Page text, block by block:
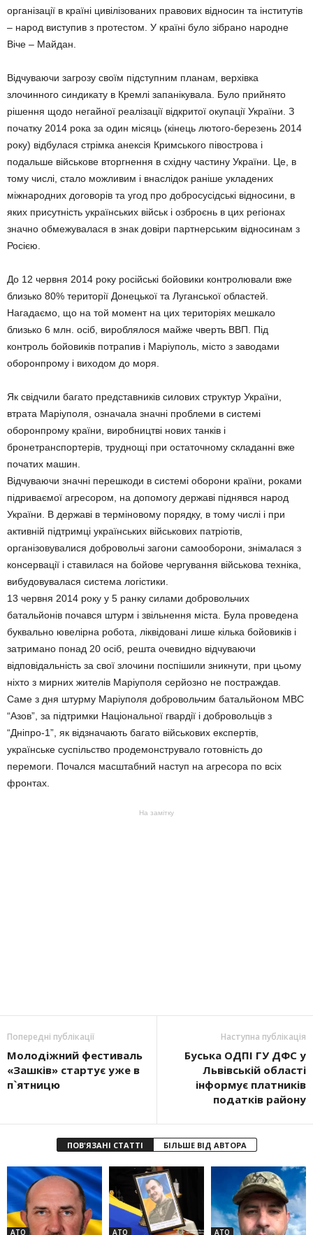
організації в країні цивілізованих правових відносин та інститутів
– народ виступив з протестом. У країні було зібрано народне
Віче – Майдан.
Відчуваючи загрозу своїм підступним планам, верхівка
злочинного синдикату в Кремлі запанікувала. Було прийнято
рішення щодо негайної реалізації відкритої окупації України. З
початку 2014 рока за один місяць (кінець лютого-березень 2014
року) відбулася стрімка анексія Кримського півострова і
подальше військове вторгнення в східну частину України. Це, в
тому числі, стало можливим і внаслідок раніше укладених
міжнародних договорів та угод про добросусідські відносини, в
яких присутність українських військ і озброєнь в цих регіонах
значно обмежувалася в знак довіри партнерським відносинам з
Росією.
До 12 червня 2014 року російські бойовики контролювали вже
близько 80% території Донецької та Луганської областей.
Нагадаємо, що на той момент на цих територіях мешкало
близько 6 млн. осіб, вироблялося майже чверть ВВП. Під
контроль бойовиків потрапив і Маріуполь, місто з заводами
оборонпрому і виходом до моря.
Як свідчили багато представників силових структур України,
втрата Маріуполя, означала значні проблеми в системі
оборонпрому країни, виробництві нових танків і
бронетранспортерів, труднощі при остаточному складанні вже
початих машин.
Відчуваючи значні перешкоди в системі оборони країни, роками
підриваємої агресором, на допомогу державі піднявся народ
України. В державі в терміновому порядку, в тому числі і при
активній підтримці українських військових патріотів,
організовувалися добровольчі загони самооборони, знімалася з
консервації і ставилася на бойове чергування військова техніка,
вибудовувалася система логістики.
13 червня 2014 року у 5 ранку силами добровольчих
батальйонів почався штурм і звільнення міста. Була проведена
буквально ювелірна робота, ліквідовані лише кілька бойовиків і
затримано понад 20 осіб, решта очевидно відчуваючи
відповідальність за свої злочини поспішили зникнути, при цьому
ніхто з мирних жителів Маріуполя серйозно не постраждав.
Саме з дня штурму Маріуполя добровольчим батальйоном МВС
“Азов”, за підтримки Національної гвардії і добровольців з
“Дніпро-1”, як відзначають багато військових експертів,
українське суспільство продемонструвало готовність до
перемоги. Почался масштабний наступ на агресора по всіх
фронтах.
На замітку
Попередні публікації
Молодіжний фестиваль
«Зашків» стартує уже в
п`ятницю
Наступна публікація
Буська ОДПІ ГУ ДФС у
Львівській області
інформує платників
податків району
ПОВ'ЯЗАНІ СТАТТІ БІЛЬШЕ ВІД АВТОРА
АТО АТО АТО